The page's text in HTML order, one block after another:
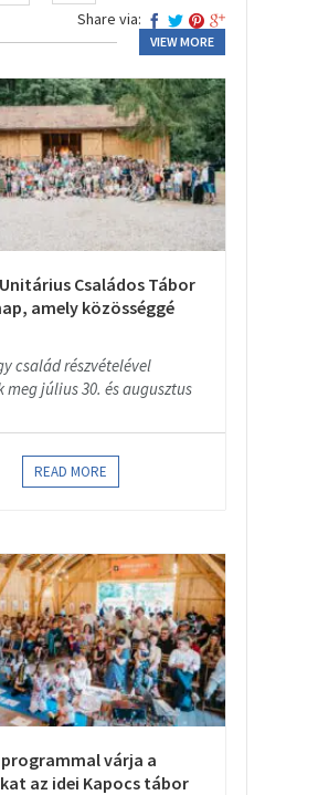
Share via:
VIEW MORE
Családos Tábor
amely közösséggé
család részvételével
meg július 30. és augusztus
READ MORE
programmal várja a
az idei Kapocs tábor